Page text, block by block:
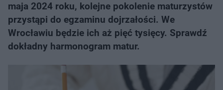
maja 2024 roku, kolejne pokolenie maturzystów
przystąpi do egzaminu dojrzałości. We
Wrocławiu będzie ich aż pięć tysięcy. Sprawdź
dokładny harmonogram matur.